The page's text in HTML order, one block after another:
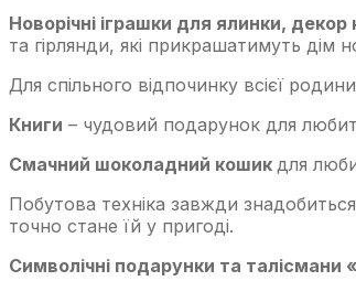
Новорічні іграшки для ялинки,
та гірлянди, які прикрашатимуть
Для спільного відпочинку всієї
Книги – чудовий подарунок для
Смачний шоколадний кошик для
Побутова техніка завжди
точно стане їй у пригоді.
Символічні подарунки та